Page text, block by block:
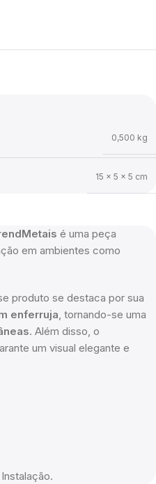
0,500 kg
15 × 5 × 5 cm
é uma peça
em ambientes como
produto se destaca por sua
enferruja, tornando-se uma
. Além disso, o
um visual elegante e